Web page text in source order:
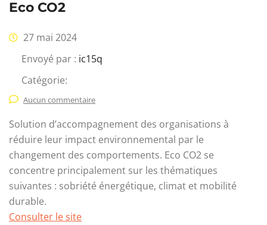
Eco CO2
27 mai 2024
Envoyé par : ic15q
Catégorie:
Aucun commentaire
Solution d’accompagnement des organisations à
réduire leur impact environnemental par le
changement des comportements. Eco CO2 se
concentre principalement sur les thématiques
suivantes : sobriété énergétique, climat et mobilité
durable.
Consulter le site